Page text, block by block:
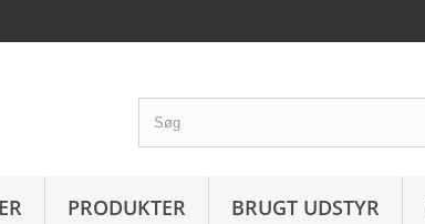
PRODUKTER BRUGT UDSTYR